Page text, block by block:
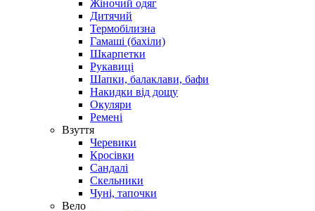
Жіночий одяг
Дитячий
Термобілизна
Гамаші (бахіли)
Шкарпетки
Рукавиці
Шапки, балаклави, бафи
Накидки від дощу
Окуляри
Ремені
Взуття
Черевики
Кросівки
Сандалі
Скельники
Чуні, тапочки
Вело